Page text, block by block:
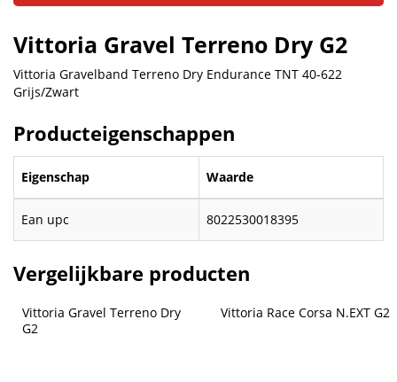
Vittoria Gravel Terreno Dry G2
Vittoria Gravelband Terreno Dry Endurance TNT 40-622
Grijs/Zwart
Producteigenschappen
Eigenschap Waarde
Ean upc 8022530018395
Vergelijkbare producten
Vittoria Gravel Terreno Dry
G2
Vittoria Race Corsa N.EXT G2